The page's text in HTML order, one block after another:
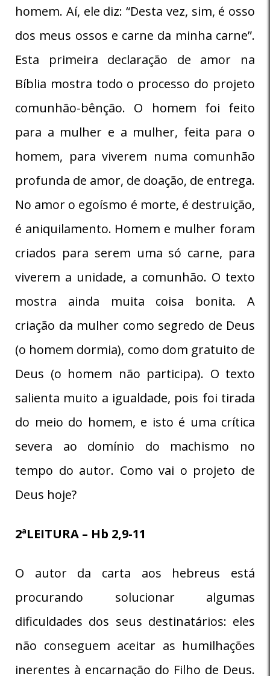
homem. Aí, ele diz: “Desta vez, sim, é osso
dos meus ossos e carne da minha carne”.
Esta primeira declaração de amor na
Bíblia mostra todo o processo do projeto
comunhão-bênção. O homem foi feito
para a mulher e a mulher, feita para o
homem, para viverem numa comunhão
profunda de amor, de doação, de entrega.
No amor o egoísmo é morte, é destruição,
é aniquilamento. Homem e mulher foram
criados para serem uma só carne, para
viverem a unidade, a comunhão. O texto
mostra ainda muita coisa bonita. A
criação da mulher como segredo de Deus
(o homem dormia), como dom gratuito de
Deus (o homem não participa). O texto
salienta muito a igualdade, pois foi tirada
do meio do homem, e isto é uma crítica
severa ao domínio do machismo no
tempo do autor. Como vai o projeto de
Deus hoje?
2ªLEITURA – Hb 2,9-11
O autor da carta aos hebreus está
procurando solucionar algumas
dificuldades dos seus destinatários: eles
não conseguem aceitar as humilhações
inerentes à encarnação do Filho de Deus.